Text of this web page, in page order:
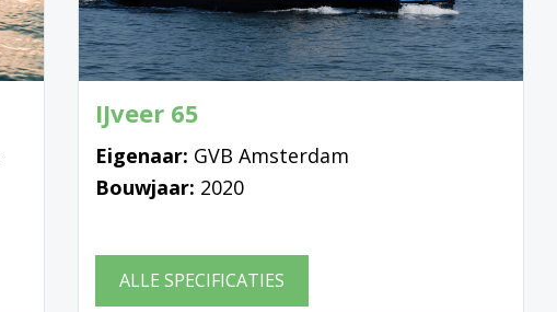
IJveer 65
Eigenaar: GVB Amsterdam
Bouwjaar: 2020
ALLE SPECIFICATIES